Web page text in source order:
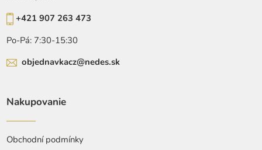
+421 907 263 473
Po-Pá: 7:30-15:30
objednavkacz@nedes.sk
Nakupovanie
Obchodní podmínky